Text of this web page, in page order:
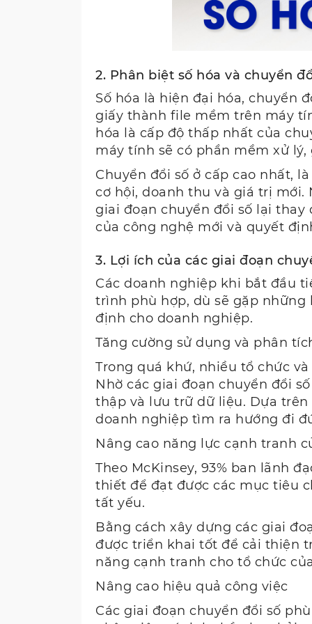
2. Phân biệt số hóa và chuyển
Số hóa là hiện đại hóa, chuyển
giấy thành file mềm trên máy
hóa là cấp độ thấp nhất của
máy tính sẽ có phần mềm xử
Chuyển đổi số ở cấp cao nhất,
cơ hội, doanh thu và giá trị
giai đoạn chuyển đổi số lại
của công nghệ mới và quyết
3. Lợi ích của các giai đoạn
Các doanh nghiệp khi bắt đầu
trình phù hợp, dù sẽ gặp
định cho doanh nghiệp.
Tăng cường sử dụng và phân
Trong quá khứ, nhiều tổ chức
Nhờ các giai đoạn chuyển đổi
thập và lưu trữ dữ liệu. Dựa
doanh nghiệp tìm ra hướng đi
Nâng cao năng lực cạnh tranh
Theo McKinsey, 93% ban lãnh
thiết để đạt được các mục tiêu
tất yếu.
Bằng cách xây dựng các giai
được triển khai tốt để cải thiện
năng cạnh tranh cho tổ chức
Nâng cao hiệu quả công việc
Các giai đoạn chuyển đổi số